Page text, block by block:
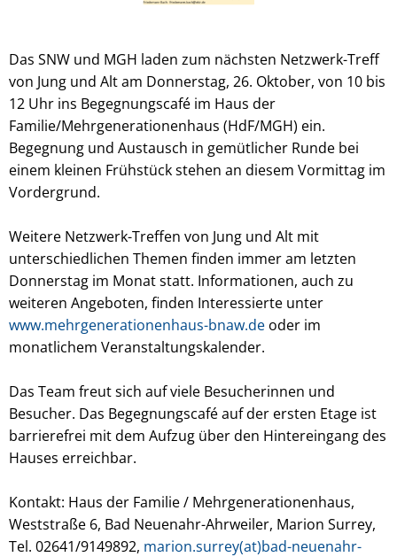
Das SNW und MGH laden zum nächsten Netzwerk-Treff
von Jung und Alt am Donnerstag, 26. Oktober, von 10 bis
12 Uhr ins Begegnungscafé im Haus der
Familie/Mehrgenerationenhaus (HdF/MGH) ein.
Begegnung und Austausch in gemütlicher Runde bei
einem kleinen Frühstück stehen an diesem Vormittag im
Vordergrund.
Weitere Netzwerk-Treffen von Jung und Alt mit
unterschiedlichen Themen finden immer am letzten
Donnerstag im Monat statt. Informationen, auch zu
weiteren Angeboten, finden Interessierte unter
www.mehrgenerationenhaus-bnaw.de oder im
monatlichem Veranstaltungskalender.
Das Team freut sich auf viele Besucherinnen und
Besucher. Das Begegnungscafé auf der ersten Etage ist
barrierefrei mit dem Aufzug über den Hintereingang des
Hauses erreichbar.
Kontakt: Haus der Familie / Mehrgenerationenhaus,
Weststraße 6, Bad Neuenahr-Ahrweiler, Marion Surrey,
Tel. 02641/9149892, marion.surrey(at)bad-neuenahr-